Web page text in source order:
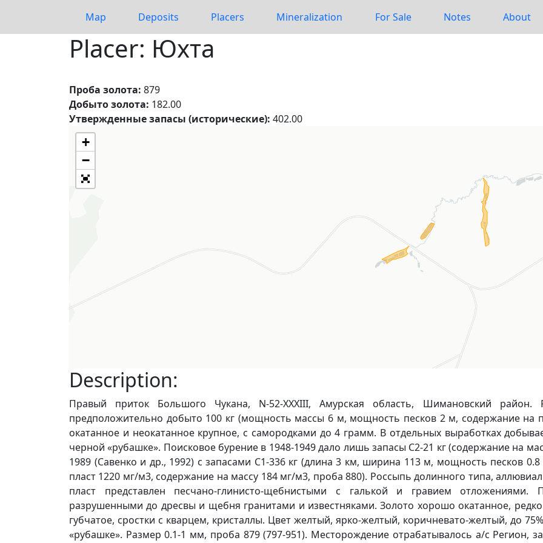
Map Deposits Placers Mineralization For Sale Notes About
Placer: Юхта
Проба золота: 879
Добыто золота: 182.00
Утвержденные запасы (исторические): 402.00
+
−
Description:
Правый приток Большого Чукана, N-52-XXXIII, Амурская область, Шимановский
предположительно добыто 100 кг (мощность массы 6 м, мощность песков 2 м, содержание на
окатанное и неокатанное крупное, с самородками до 4 грамм. В отдельных выработках
черной «рубашке». Поисковое бурение в 1948-1949 дало лишь запасы С2-21 кг (содержание на
1989 (Савенко и др., 1992) с запасами С1-336 кг (длина 3 км, ширина 113 м, мощность песков
пласт 1220 мг/м3, содержание на массу 184 мг/м3, проба 880). Россыпь долинного типа,
пласт представлен песчано-глинисто-щебнистыми с галькой и гравием отложениями.
разрушенными до дресвы и щебня гранитами и известняками. Золото хорошо окатанное,
губчатое, сростки с кварцем, кристаллы. Цвет желтый, ярко-желтый, коричневато-желтый, до
«рубашке». Размер 0.1-1 мм, проба 879 (797-951). Месторождение отрабатывалось а/с Регион,